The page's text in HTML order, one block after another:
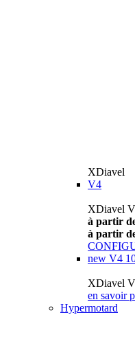
XDiavel
V4
XDiavel
à partir
à partir
new V4
XDiavel
en savoir
Hypermotard